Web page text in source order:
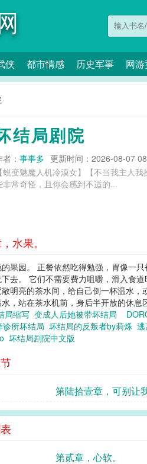
侠 都市情感 历史军事 网
结局剧院
： 事事多 更新时间：2026-08-07
【蜕变魅魔人机冷漠女】【不当我主人
非常奇怪，且你会感到不适的...
水果。
的果园。 正餐依然吃得勉强，胃像一
去。 它们不需要费力咀嚼，滑入食
明亮的茶水间，给自己倒一杯温水
，站在茶水机前，身后半开放的休
局缩写 变成人后她被带坏结局
所坏结局 坏结局的反叛者by莉烁
坏结局剧院中文版
第陆拾壹章，可别让
吗？
第贰章，心软。